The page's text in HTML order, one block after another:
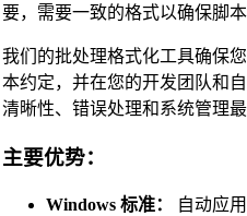
要，需要一致的格式以确保脚
我们的批处理格式化工具确保
本约定，并在您的开发团队和
清晰性、错误处理和系统管理最
主要优势：
Windows 标准：
自动应